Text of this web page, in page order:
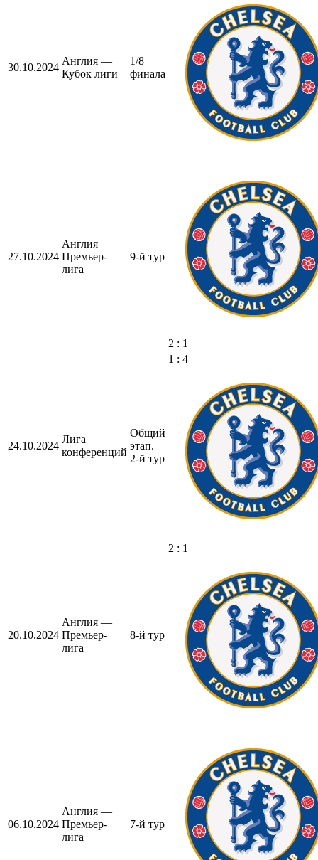
30.10.2024
Англия —
Кубок лиги
1/8
финала
27.10.2024
Англия —
Премьер-
лига
9-й тур
2 : 1
24.10.2024
Лига
конференций
Общий
этап.
2-й тур
1 : 4
20.10.2024
Англия —
Премьер-
лига
8-й тур
2 : 1
06.10.2024
Англия —
Премьер-
лига
7-й тур